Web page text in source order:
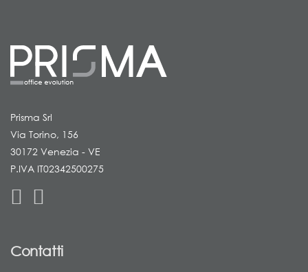
Prisma Srl
Via Torino, 156
30172 Venezia - VE
P.IVA IT02342500275
Contatti